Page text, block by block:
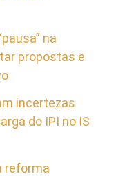
na
propostas e
incertezas
do IPI no IS
reforma